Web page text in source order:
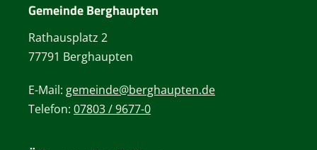
Gemeinde Berghaupten
Rathausplatz 2
77791 Berghaupten
E-Mail: gemeinde@berghaupten.de
Telefon: 07803 / 9677-0